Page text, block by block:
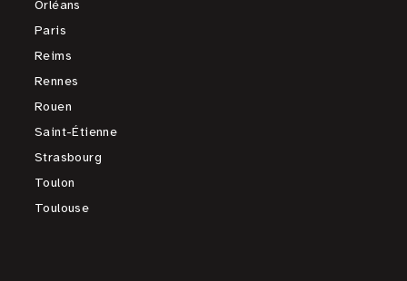
Orléans
Paris
Reims
Rennes
Rouen
Saint-Étienne
Strasbourg
Toulon
Toulouse